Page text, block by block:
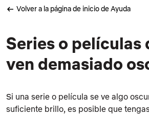
Volver a la página de inicio de Ayuda
Series o películas
ven demasiado
Si una serie o película se ve algo
suficiente brillo, es posible que